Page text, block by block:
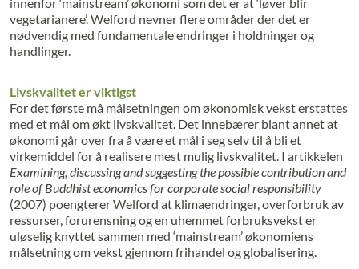
vegetarianere’. Welford nevner flere områder der det er
nødvendig med fundamentale endringer i holdninger og
handlinger.
Livskvalitet er viktigst
For det første må målsetningen om økonomisk vekst erstattes
med et mål om økt livskvalitet. Det innebærer blant annet at
økonomi går over fra å være et mål i seg selv til å bli et
virkemiddel for å realisere mest mulig livskvalitet. I artikkelen
Examining, discussing and suggesting the possible contribution and
role of Buddhist economics for corporate social responsibility
(2007) poengterer Welford at klimaendringer, overforbruk av
ressurser, forurensning og en uhemmet forbruksvekst er
uløselig knyttet sammen med ‘mainstream’ økonomiens
målsetning om vekst gjennom frihandel og globalisering.